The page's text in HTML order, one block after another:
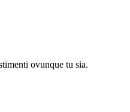
ovunque tu sia.